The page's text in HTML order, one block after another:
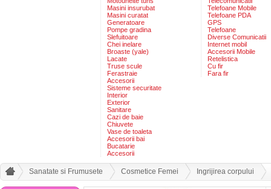
Masini insurubat
Masini curatat
Generatoare
Pompe gradina
Slefuitoare
Chei inelare
Broaste (yale)
Lacate
Truse scule
Ferastraie
Accesorii
Sisteme securitate
Interior
Exterior
Sanitare
Cazi de baie
Chiuvete
Vase de toaleta
Accesorii bai
Bucatarie
Accesorii
Telefoane Mobile
Telefoane PDA
GPS
Telefoane
Diverse Comunicatii
Internet mobil
Accesorii Mobile
Retelistica
Cu fir
Fara fir
Sanatate si Frumusete Cosmetice Femei Ingrijirea corpului